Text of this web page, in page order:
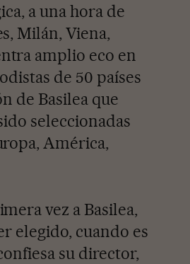
a una hora de
Milán, Viena,
amplio eco en
de 50 países
de Basilea que
seleccionadas
América,
vez a Basilea,
elegido, cuando es
su director,